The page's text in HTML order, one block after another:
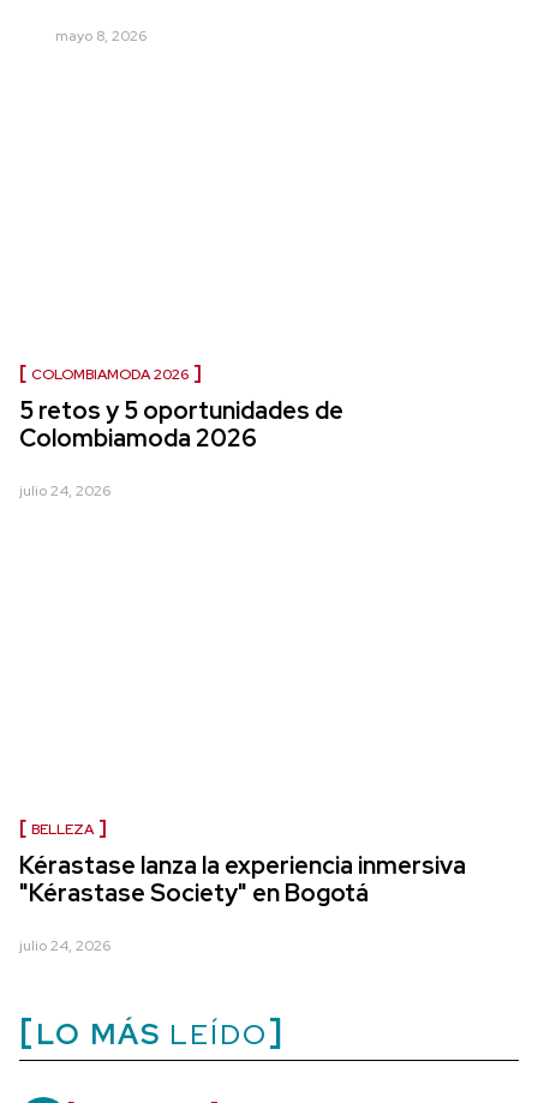
mayo 8, 2026
COLOMBIAMODA 2026
5 retos y 5 oportunidades de
Colombiamoda 2026
julio 24, 2026
BELLEZA
Kérastase lanza la experiencia inmersiva
"Kérastase Society" en Bogotá
julio 24, 2026
LO MÁS LEÍDO